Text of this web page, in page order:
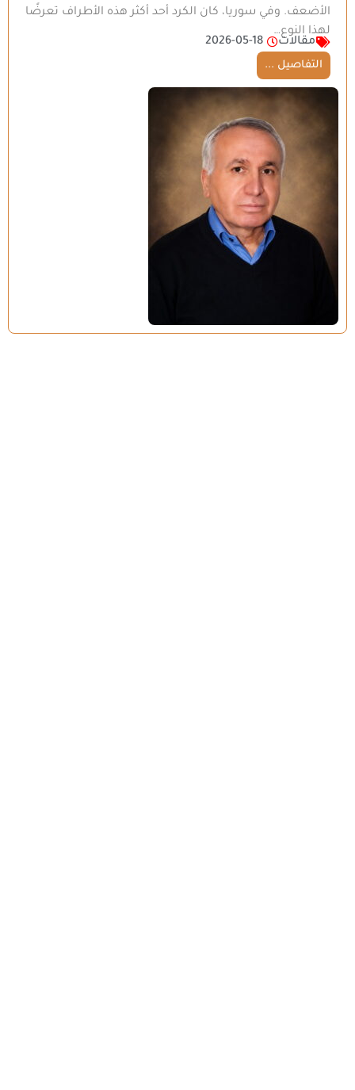
الأضعف. وفي سوريا، كان الكرد أحد أكثر هذه الأطراف تعرضًا
لهذا النوع…
مقالات
2026-05-18
التفاصيل ...